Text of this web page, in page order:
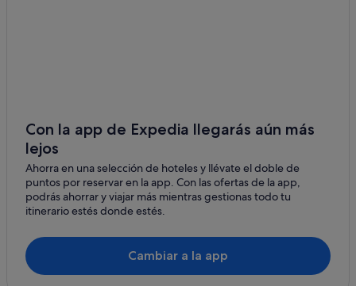
Hoteles cerca de Reserva de animales Kisma Preserve
Orono hoteles
Steuben hoteles
Brooks hoteles
Great Pond hoteles
Northport hoteles
Con la app de Expedia llegarás aún más
lejos
Ahorra en una selección de hoteles y llévate el doble de
puntos por reservar en la app. Con las ofertas de la app,
podrás ahorrar y viajar más mientras gestionas todo tu
itinerario estés donde estés.
Cambiar a la app